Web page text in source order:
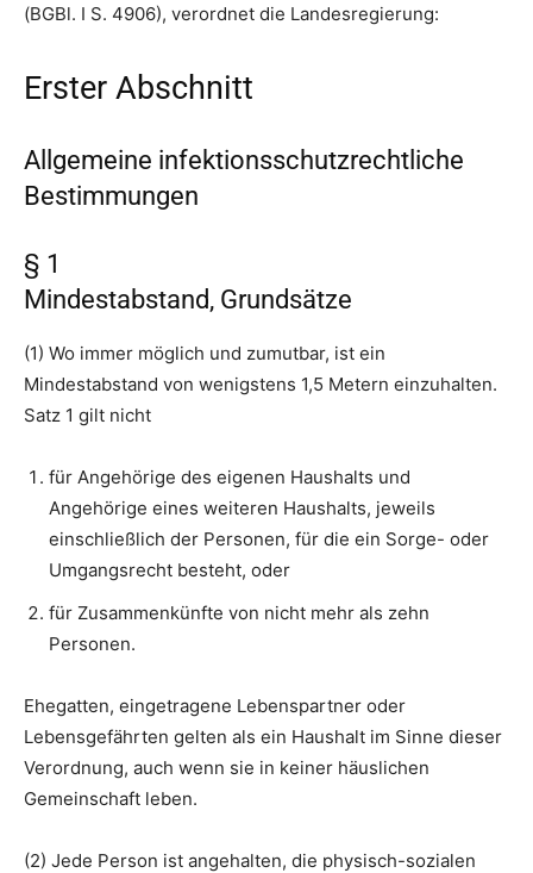
(BGBl. I S. 4906), verordnet die Landesregierung:
Erster Abschnitt
Allgemeine infektionsschutzrechtliche
Bestimmungen
§ 1
Mindestabstand, Grundsätze
(1) Wo immer möglich und zumutbar, ist ein
Mindestabstand von wenigstens 1,5 Metern einzuhalten.
Satz 1 gilt nicht
für Angehörige des eigenen Haushalts und
Angehörige eines weiteren Haushalts, jeweils
einschließlich der Personen, für die ein Sorge- oder
Umgangsrecht besteht, oder
für Zusammenkünfte von nicht mehr als zehn
Personen.
Ehegatten, eingetragene Lebenspartner oder
Lebensgefährten gelten als ein Haushalt im Sinne dieser
Verordnung, auch wenn sie in keiner häuslichen
Gemeinschaft leben.
(2) Jede Person ist angehalten, die physisch-sozialen